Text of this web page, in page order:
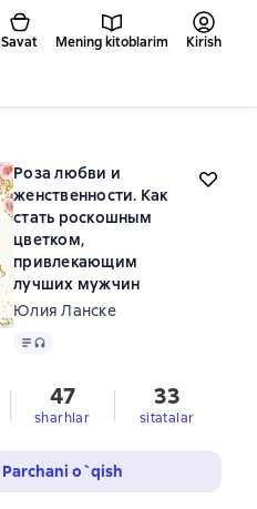
Savat Mening kitoblarim Kirish
Роза любви и
женственности. Как
стать роскошным
цветком,
привлекающим
лучших мужчин
Юлия Ланске
Matn
47
sharhlar
33
sitatalar
Parchani o`qish